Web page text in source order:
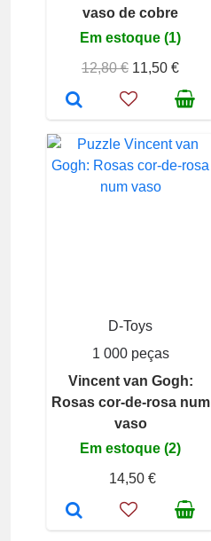
vaso de cobre
Em estoque (1)
12,80 € 11,50 €
D-Toys
1 000 peças
Vincent van Gogh:
Rosas cor-de-rosa num
vaso
Em estoque (2)
14,50 €